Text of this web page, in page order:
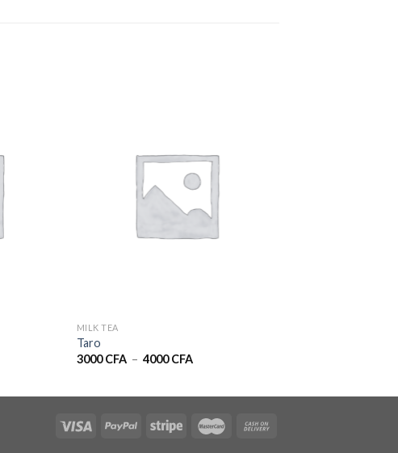
MILK TEA
Taro
3000CFA – 4000CFAPlage